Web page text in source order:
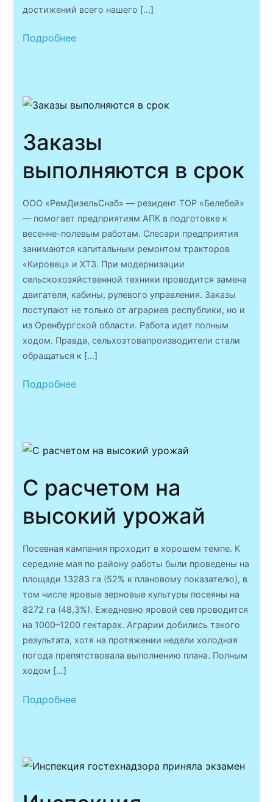
достижений всего нашего […]
Подробнее
Заказы
выполняются в срок
ООО «РемДизельСнаб» — резидент ТОР «Белебей»
— помогает предприятиям АПК в подготовке к
весенне-полевым работам. Слесари предприятия
занимаются капитальным ремонтом тракторов
«Кировец» и ХТЗ. При модернизации
сельскохозяйственной техники проводится замена
двигателя, кабины, рулевого управления. Заказы
поступают не только от аграриев республики, но и
из Оренбургской области. Работа идет полным
ходом. Правда, сельхозтовапроизводители стали
обращаться к […]
Подробнее
С расчетом на
высокий урожай
Посевная кампания проходит в хорошем темпе. К
середине мая по району работы были проведены на
площади 13283 га (52% к плановому показателю), в
том числе яровые зерновые культуры посеяны на
8272 га (48,3%). Ежедневно яровой сев проводится
на 1000–1200 гектарах. Аграрии добились такого
результата, хотя на протяжении недели холодная
погода препятствовала выполнению плана. Полным
ходом […]
Подробнее